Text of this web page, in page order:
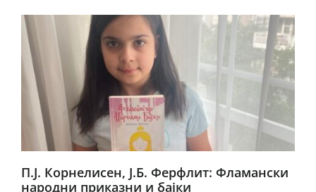
П.Ј. Корнелисен, Ј.Б. Ферфлит: Фламански
народни приказни и бајки